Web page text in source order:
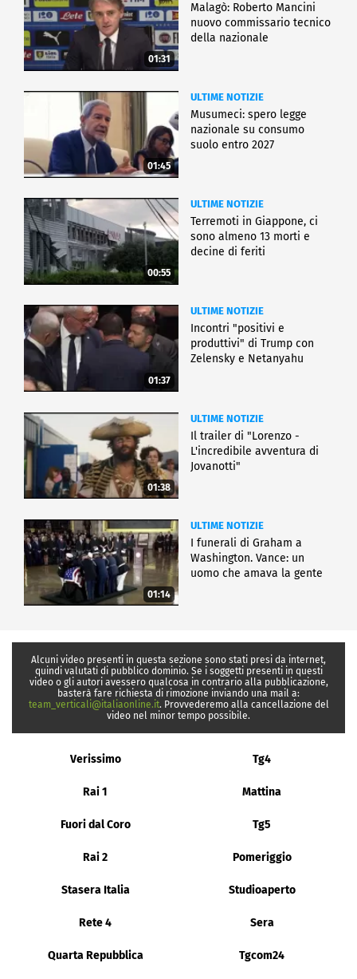
01:31
Malagò: Roberto Mancini
nuovo commissario tecnico
della nazionale
01:45
ULTIME NOTIZIE
Musumeci: spero legge
nazionale su consumo
suolo entro 2027
00:55
ULTIME NOTIZIE
Terremoti in Giappone, ci
sono almeno 13 morti e
decine di feriti
01:37
ULTIME NOTIZIE
Incontri "positivi e
produttivi" di Trump con
Zelensky e Netanyahu
01:38
ULTIME NOTIZIE
Il trailer di "Lorenzo -
L'incredibile avventura di
Jovanotti"
01:14
ULTIME NOTIZIE
I funerali di Graham a
Washington. Vance: un
uomo che amava la gente
Alcuni video presenti in questa sezione sono stati presi da internet,
quindi valutati di pubblico dominio. Se i soggetti presenti in questi
video o gli autori avessero qualcosa in contrario alla pubblicazione,
basterà fare richiesta di rimozione inviando una mail a:
team_verticali@italiaonline.it. Provvederemo alla cancellazione del
video nel minor tempo possibile.
Verissimo Tg4
Rai 1 Mattina
Fuori dal Coro Tg5
Rai 2 Pomeriggio
Stasera Italia Studioaperto
Rete 4 Sera
Quarta Repubblica Tgcom24